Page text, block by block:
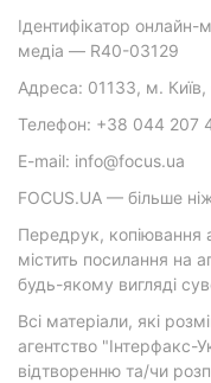
Ідентифікатор онлайн-
медіа — R40-03129
Адреса: 01133, м. Київ,
Телефон: +38 044 207
E-mail: info@focus.ua
FOCUS.UA — більше
Передрук, копіювання
містить посилання на
будь-якому вигляді
Всі матеріали, які
агентство "Інтерфакс-
відтворенню та/чи